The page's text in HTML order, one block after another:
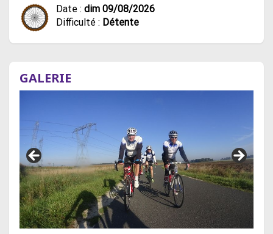
Date : dim 09/08/2026
Difficulté : Détente
GALERIE